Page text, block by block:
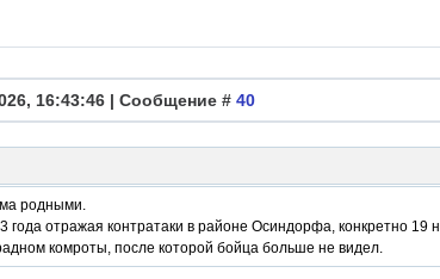
16:43:46 | Сообщение # 40
родными.
года отражая контратаки в районе Осиндорфа, конкретно 19
комроты, после которой бойца больше не видел.